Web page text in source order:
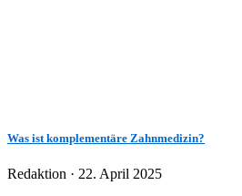
Was ist komplementäre Zahnmedizin?
Redaktion · Veröffentlicht
22. April 2025